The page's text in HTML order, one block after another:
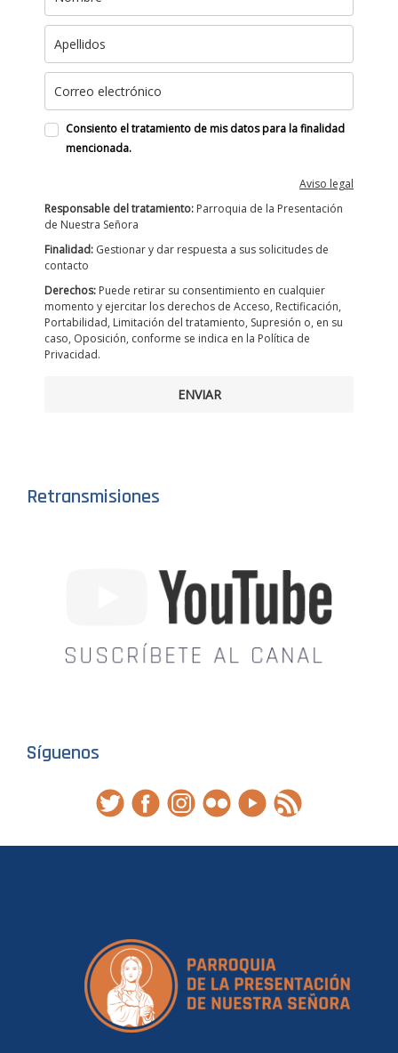
Consiento el tratamiento de mis datos para la finalidad
mencionada.
Aviso legal
Responsable del tratamiento: Parroquia de la Presentación
de Nuestra Señora
Finalidad: Gestionar y dar respuesta a sus solicitudes de
contacto
Derechos: Puede retirar su consentimiento en cualquier
momento y ejercitar los derechos de Acceso, Rectificación,
Portabilidad, Limitación del tratamiento, Supresión o, en su
caso, Oposición, conforme se indica en la Política de
Privacidad.
ENVIAR
Retransmisiones
Síguenos